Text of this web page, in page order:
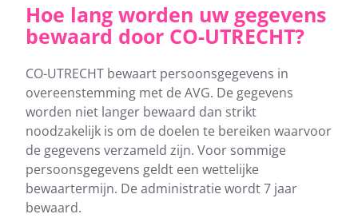
Hoe lang worden uw gegevens
bewaard door CO-UTRECHT?
CO-UTRECHT bewaart persoonsgegevens in
overeenstemming met de AVG. De gegevens
worden niet langer bewaard dan strikt
noodzakelijk is om de doelen te bereiken waarvoor
de gegevens verzameld zijn. Voor sommige
persoonsgegevens geldt een wettelijke
bewaartermijn. De administratie wordt 7 jaar
bewaard.